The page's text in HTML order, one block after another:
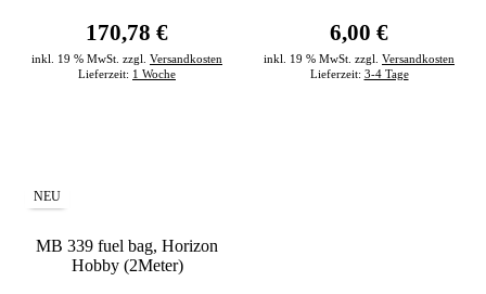
170,78 €
inkl. 19 % MwSt. zzgl. Versandkosten
Lieferzeit: 1 Woche
6,00 €
inkl. 19 % MwSt. zzgl. Versandkosten
Lieferzeit: 3-4 Tage
NEU
MB 339 fuel bag, Horizon
Hobby (2Meter)